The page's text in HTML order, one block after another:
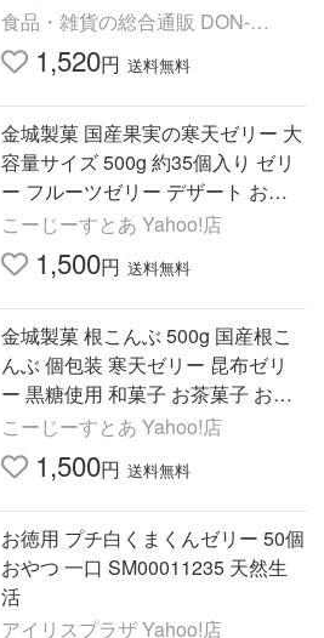
県産 ナガノパープル 果汁 新食感
スイーツ 甘酸っぱい 夏
食品・雑貨の総合通販 DON-
SHOP1,520円 送料無料
金城製菓 国産果実の寒天ゼリー 大
容量サイズ 500g 約35個入り ゼリ
ー フルーツゼリー デザート お菓
子 おやつ 大容量 個包装 詰め合わ
せ
こーじーすとあ Yahoo!店
1,500円 送料無料
金城製菓 根こんぶ 500g 国産根こ
んぶ 個包装 寒天ゼリー 昆布ゼリ
ー 黒糖使用 和菓子 お茶菓子 おや
つ デザート 大容量 まとめ買い
こーじーすとあ Yahoo!店
1,500円 送料無料
お徳用 プチ白くまくんゼリー 50個
おやつ 一口 SM00011235 天然生
活
アイリスプラザ Yahoo!店